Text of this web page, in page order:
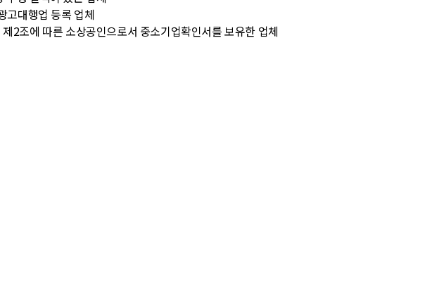
고대행업 등록 업체
2조에 따른 소상공인으로서 중소기업확인서를 보유한 업체